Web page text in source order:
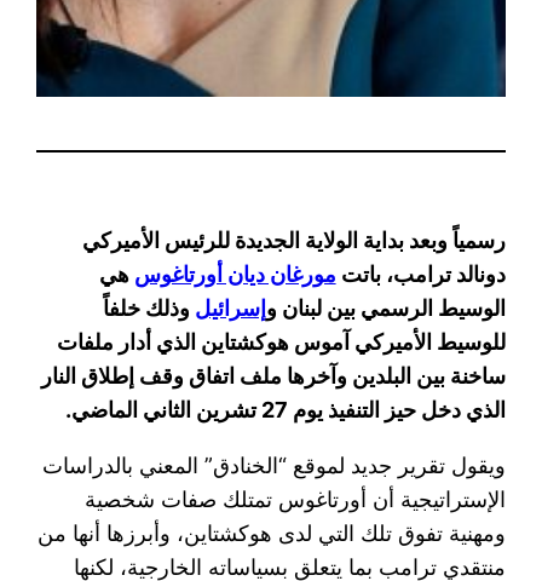
رسمياً وبعد بداية الولاية الجديدة للرئيس الأميركي
دونالد ترامب، باتت مورغان ديان أورتاغوس هي
الوسيط الرسمي بين لبنان وإسرائيل وذلك خلفاً
للوسيط الأميركي آموس هوكشتاين الذي أدار ملفات
ساخنة بين البلدين وآخرها ملف اتفاق وقف إطلاق النار
الذي دخل حيز التنفيذ يوم 27 تشرين الثاني الماضي.
ويقول تقرير جديد لموقع “الخنادق” المعني بالدراسات
الإستراتيجية أن أورتاغوس تمتلك صفات شخصية
ومهنية تفوق تلك التي لدى هوكشتاين، وأبرزها أنها من
منتقدي ترامب بما يتعلق بسياساته الخارجية، لكنها